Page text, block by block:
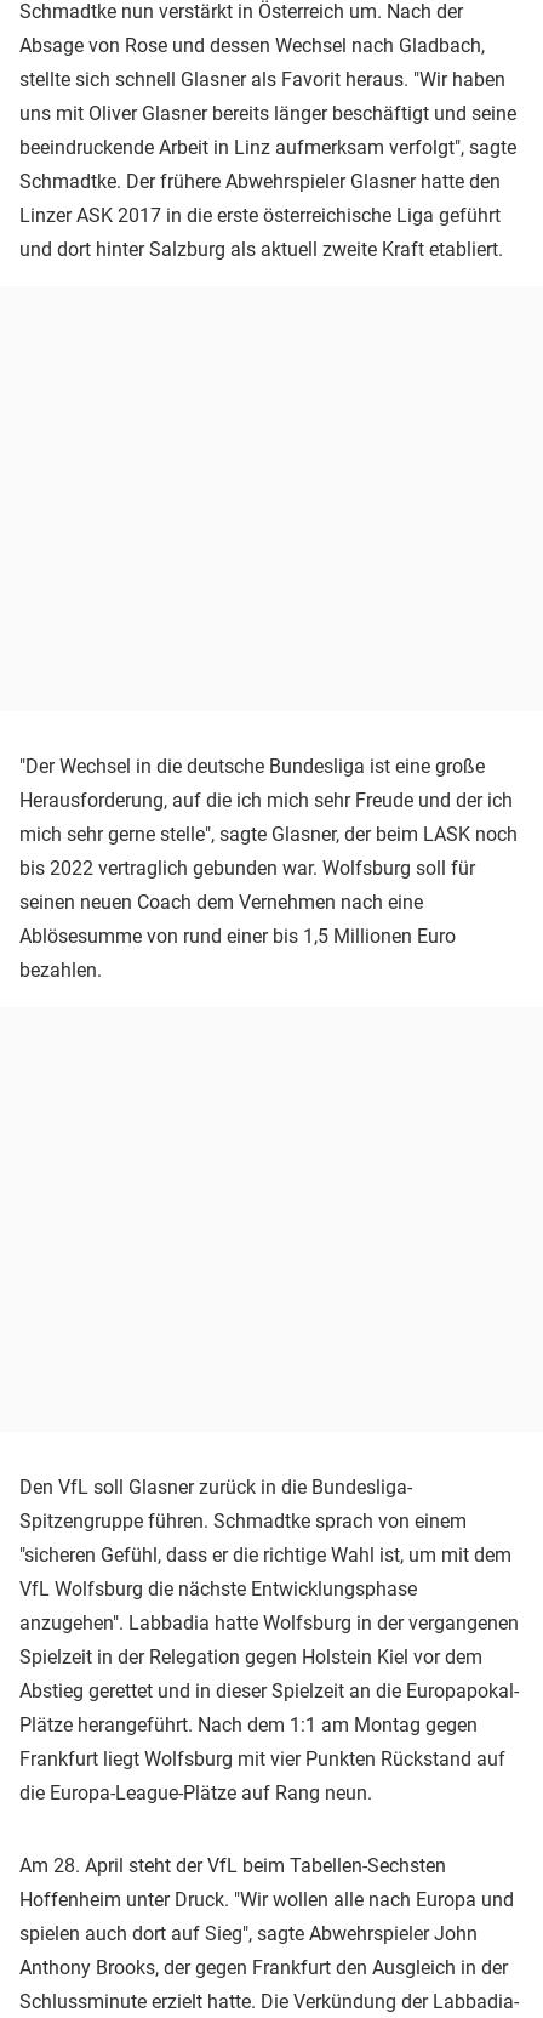
Schmadtke nun verstärkt in Österreich um. Nach der
Absage von Rose und dessen Wechsel nach Gladbach,
stellte sich schnell Glasner als Favorit heraus. "Wir haben
uns mit Oliver Glasner bereits länger beschäftigt und seine
beeindruckende Arbeit in Linz aufmerksam verfolgt", sagte
Schmadtke. Der frühere Abwehrspieler Glasner hatte den
Linzer ASK 2017 in die erste österreichische Liga geführt
und dort hinter Salzburg als aktuell zweite Kraft etabliert.
"Der Wechsel in die deutsche Bundesliga ist eine große
Herausforderung, auf die ich mich sehr Freude und der ich
mich sehr gerne stelle", sagte Glasner, der beim LASK noch
bis 2022 vertraglich gebunden war. Wolfsburg soll für
seinen neuen Coach dem Vernehmen nach eine
Ablösesumme von rund einer bis 1,5 Millionen Euro
bezahlen.
Den VfL soll Glasner zurück in die Bundesliga-
Spitzengruppe führen. Schmadtke sprach von einem
"sicheren Gefühl, dass er die richtige Wahl ist, um mit dem
VfL Wolfsburg die nächste Entwicklungsphase
anzugehen". Labbadia hatte Wolfsburg in der vergangenen
Spielzeit in der Relegation gegen Holstein Kiel vor dem
Abstieg gerettet und in dieser Spielzeit an die Europapokal-
Plätze herangeführt. Nach dem 1:1 am Montag gegen
Frankfurt liegt Wolfsburg mit vier Punkten Rückstand auf
die Europa-League-Plätze auf Rang neun.
Am 28. April steht der VfL beim Tabellen-Sechsten
Hoffenheim unter Druck. "Wir wollen alle nach Europa und
spielen auch dort auf Sieg", sagte Abwehrspieler John
Anthony Brooks, der gegen Frankfurt den Ausgleich in der
Schlussminute erzielt hatte. Die Verkündung der Labbadia-